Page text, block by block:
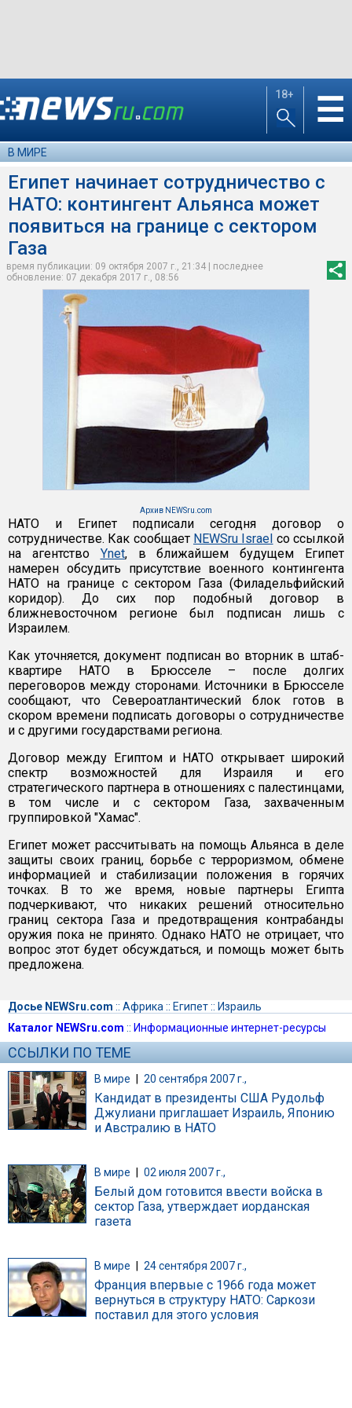
18+ ☰
В МИРЕ
Египет начинает сотрудничество с
НАТО: контингент Альянса может
появиться на границе с сектором
Газа
время публикации: 09 октября 2007 г., 21:34 | последнее
обновление: 07 декабря 2017 г., 08:56
Архив NEWSru.com
НАТО и Египет подписали сегодня договор о
сотрудничестве. Как сообщает NEWSru Israel со ссылкой
на агентство Ynet, в ближайшем будущем Египет
намерен обсудить присутствие военного контингента
НАТО на границе с сектором Газа (Филадельфийский
коридор). До сих пор подобный договор в
ближневосточном регионе был подписан лишь с
Израилем.
Как уточняется, документ подписан во вторник в штаб-
квартире НАТО в Брюсселе – после долгих
переговоров между сторонами. Источники в Брюсселе
сообщают, что Североатлантический блок готов в
скором времени подписать договоры о сотрудничестве
и с другими государствами региона.
Договор между Египтом и НАТО открывает широкий
спектр возможностей для Израиля и его
стратегического партнера в отношениях с палестинцами,
в том числе и с сектором Газа, захваченным
группировкой "Хамас".
Египет может рассчитывать на помощь Альянса в деле
защиты своих границ, борьбе с терроризмом, обмене
информацией и стабилизации положения в горячих
точках. В то же время, новые партнеры Египта
подчеркивают, что никаких решений относительно
границ сектора Газа и предотвращения контрабанды
оружия пока не принято. Однако НАТО не отрицает, что
вопрос этот будет обсуждаться, и помощь может быть
предложена.
Досье NEWSru.com :: Африка :: Египет:: Израиль
Каталог NEWSru.com :: Информационные интернет-ресурсы
ССЫЛКИ ПО ТЕМЕ
В мире | 20 сентября 2007 г.,
Кандидат в президенты США Рудольф
Джулиани приглашает Израиль, Японию
и Австралию в НАТО
В мире 02 июля 2007 г.,
Белый дом готовится ввести войска в
сектор Газа, утверждает иорданская
газета
В мире 24 сентября 2007 г.,
Франция впервые с 1966 года может
вернуться в структуру НАТО: Саркози
поставил для этого условия